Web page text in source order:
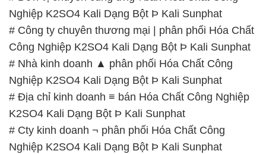
Nghiệp K2SO4 Kali Dạng Bột Þ Kali Sunphat
# Công ty chuyên thương mại | phân phối Hóa Chất
Công Nghiệp K2SO4 Kali Dạng Bột Þ Kali Sunphat
# Nhà kinh doanh ▲ phân phối Hóa Chất Công
Nghiệp K2SO4 Kali Dạng Bột Þ Kali Sunphat
# Địa chỉ kinh doanh ≡ bán Hóa Chất Công Nghiệp
K2SO4 Kali Dạng Bột Þ Kali Sunphat
# Cty kinh doanh ¬ phân phối Hóa Chất Công
Nghiệp K2SO4 Kali Dạng Bột Þ Kali Sunphat